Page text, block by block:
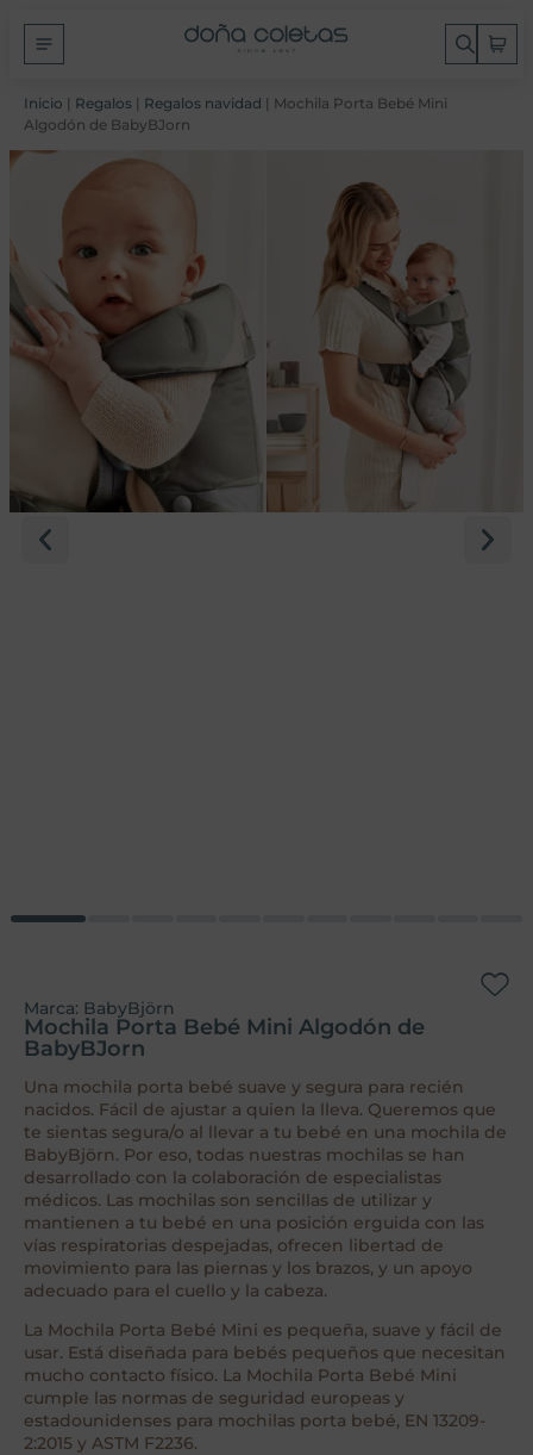
Inicio | Regalos | Regalos navidad | Mochila Porta Bebé Mini
Algodón de BabyBJorn
Marca: BabyBjörn
Mochila Porta Bebé Mini Algodón de
BabyBJorn
Una mochila porta bebé suave y segura para recién
nacidos. Fácil de ajustar a quien la lleva. Queremos que
te sientas segura/o al llevar a tu bebé en una mochila de
BabyBjörn. Por eso, todas nuestras mochilas se han
desarrollado con la colaboración de especialistas
médicos. Las mochilas son sencillas de utilizar y
mantienen a tu bebé en una posición erguida con las
vías respiratorias despejadas, ofrecen libertad de
movimiento para las piernas y los brazos, y un apoyo
adecuado para el cuello y la cabeza.
La Mochila Porta Bebé Mini es pequeña, suave y fácil de
usar. Está diseñada para bebés pequeños que necesitan
mucho contacto físico. La Mochila Porta Bebé Mini
cumple las normas de seguridad europeas y
estadounidenses para mochilas porta bebé, EN 13209-
2:2015 y ASTM F2236.